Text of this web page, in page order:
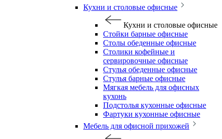
Кухни и столовые офисные
Кухни и столовые офисные
Стойки барные офисные
Столы обеденные офисные
Столики кофейные и
сервировочные офисные
Стулья обеденные офисные
Стулья барные офисные
Мягкая мебель для офисных
кухонь
Подстолья кухонные офисные
Фартуки кухонные офисные
Мебель для офисной прихожей